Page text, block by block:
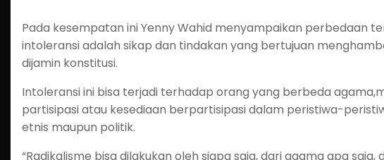
Pada kesempatan ini Yenny Wahid menyampaikan perbedaan
intoleransi adalah sikap dan tindakan yang bertujuan
dijamin konstitusi.
Intoleransi ini bisa terjadi terhadap orang yang berbeda
partisipasi atau kesediaan berpartisipasi dalam peristiwa-
etnis maupun politik.
“Radikalisme bisa dilakukan oleh siapa saja, dari agama apa